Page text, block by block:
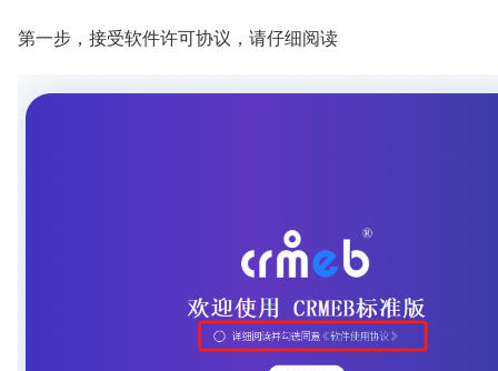
第一步，接受软件许可协议，请仔细阅读